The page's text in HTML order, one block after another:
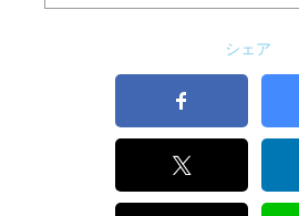
シェア